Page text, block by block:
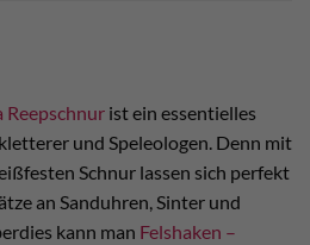
Reepschnur ist ein essentielles
und Speleologen. Denn mit
Schnur lassen sich perfekt
an Sanduhren, Sinter und
kann man Felshaken –